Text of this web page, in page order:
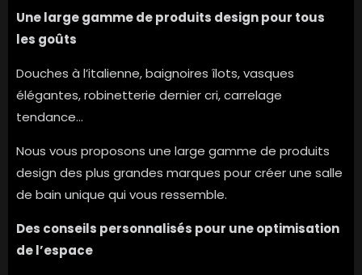
Une large gamme de produits design pour tous
les goûts
Douches à l’italienne, baignoires îlots, vasques
élégantes, robinetterie dernier cri, carrelage
tendance…
Nous vous proposons une large gamme de produits
design des plus grandes marques pour créer une salle
de bain unique qui vous ressemble.
Des conseils personnalisés pour une optimisation
de l’espace